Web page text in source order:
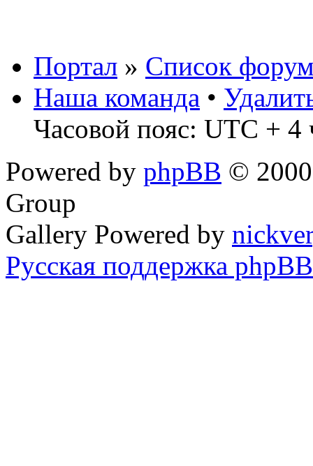
Портал » Список
Наша команда •
Часовой пояс: UTC + 4
Powered by phpBB ©
Group
Gallery Powered by
Русская поддержка phpBB